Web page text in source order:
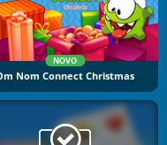
NOVO
Nom Connect Christmas